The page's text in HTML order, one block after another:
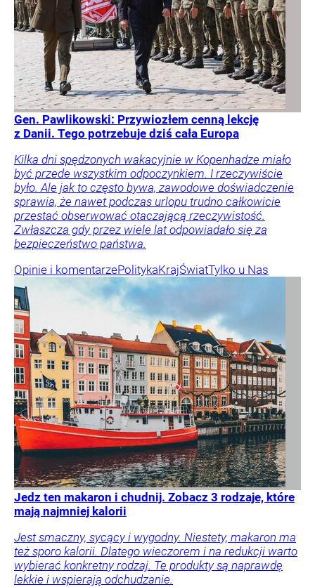
Gen. Pawlikowski: Przywiozłem cenną lekcję
z Danii. Tego potrzebuje dziś cała Europa
Kilka dni spędzonych wakacyjnie w Kopenhadze miało
być przede wszystkim odpoczynkiem. I rzeczywiście
było. Ale jak to często bywa, zawodowe doświadczenie
sprawia, że nawet podczas urlopu trudno całkowicie
przestać obserwować otaczającą rzeczywistość.
Zwłaszcza gdy przez wiele lat odpowiadało się za
bezpieczeństwo państwa.
Opinie i komentarzePolitykaKrajŚwiatTylko u Nas
Jedz ten makaron i chudnij. Zobacz 3 rodzaje, które
mają najmniej kalorii
Jest smaczny, sycący i wygodny. Niestety, makaron ma
też sporo kalorii. Dlatego wieczorem i na redukcji warto
wybierać konkretny rodzaj. Te produkty są naprawdę
lekkie i wspierają odchudzanie.